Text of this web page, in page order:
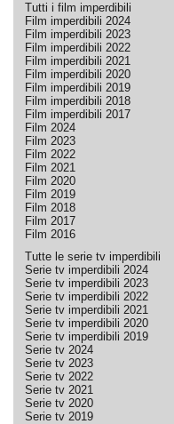
Tutti i film imperdibili
Film imperdibili 2024
Film imperdibili 2023
Film imperdibili 2022
Film imperdibili 2021
Film imperdibili 2020
Film imperdibili 2019
Film imperdibili 2018
Film imperdibili 2017
Film 2024
Film 2023
Film 2022
Film 2021
Film 2020
Film 2019
Film 2018
Film 2017
Film 2016
Tutte le serie tv imperdibili
Serie tv imperdibili 2024
Serie tv imperdibili 2023
Serie tv imperdibili 2022
Serie tv imperdibili 2021
Serie tv imperdibili 2020
Serie tv imperdibili 2019
Serie tv 2024
Serie tv 2023
Serie tv 2022
Serie tv 2021
Serie tv 2020
Serie tv 2019